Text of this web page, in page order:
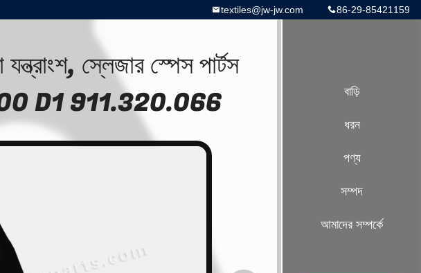
86-29-85421159
textiles@jw-jw.com
স্লেজার স্পেস পার্টস
D1 911.320.066
বাড়ি
ধরন
পণ্য
সম্পদ
আমাদের সম্পর্কে